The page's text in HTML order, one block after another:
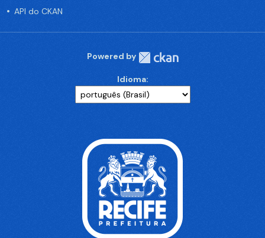
API do CKAN
Powered by
Idioma